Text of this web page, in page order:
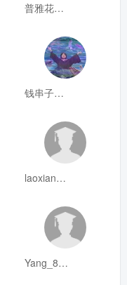
普雅花qya
钱串子123
laoxianrou
Yang_811